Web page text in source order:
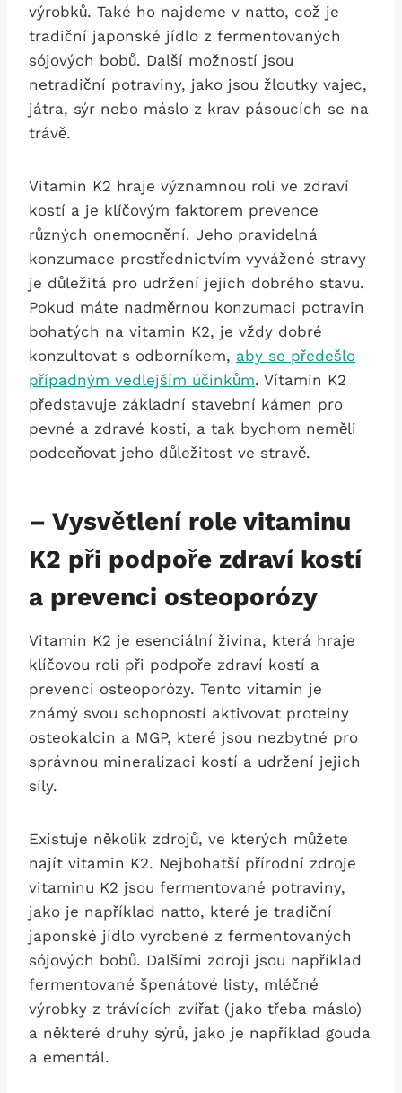
výrobků. Také ho najdeme v natto, což je
tradiční japonské jídlo z fermentovaných
sójových bobů. Další možností jsou
netradiční potraviny, jako jsou žloutky vajec,
játra, sýr nebo máslo z krav pásoucích se na
trávě.
Vitamin K2 hraje významnou roli ve zdraví
kostí a je klíčovým faktorem prevence
různých onemocnění. Jeho pravidelná
konzumace prostřednictvím vyvážené stravy
je důležitá pro udržení jejich dobrého stavu.
Pokud máte nadměrnou konzumaci potravin
bohatých na vitamin K2, je vždy dobré
konzultovat s odborníkem, aby se předešlo
případným vedlejším účinkům. Vítamin K2
představuje základní stavební kámen pro
pevné a zdravé kosti, a tak bychom neměli
podceňovat jeho důležitost ve stravě.
– Vysvětlení role vitaminu
K2 při podpoře zdraví kostí
a prevenci osteoporózy
Vitamin K2 je esenciální živina, která hraje
klíčovou roli při podpoře zdraví kostí a
prevenci osteoporózy. Tento vitamin je
známý svou schopností aktivovat proteiny
osteokalcin a MGP, které jsou nezbytné pro
správnou mineralizaci kostí a udržení jejich
síly.
Existuje několik zdrojů, ve kterých můžete
najít vitamin K2. Nejbohatší přírodní zdroje
vitaminu K2 jsou fermentované potraviny,
jako je například natto, které je tradiční
japonské jídlo vyrobené z fermentovaných
sójových bobů. Dalšími zdroji jsou například
fermentované špenátové listy, mléčné
výrobky z trávících zvířat (jako třeba máslo)
a některé druhy sýrů, jako je například gouda
a ementál.